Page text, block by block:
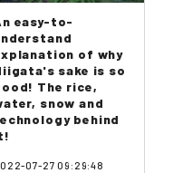
easy-to-
of why
sake is so
The rice,
snow and
behind
07-27 09:29:48